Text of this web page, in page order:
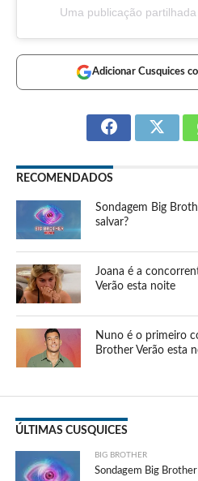
Adicionar Cusquices
RECOMENDADOS
Sondagem Big
salvar?
Joana é a
Verão esta noite
Nuno é o primeiro
Brother Verão esta
ÚLTIMAS CUSQUICES
BIG BROTHER
Sondagem Big